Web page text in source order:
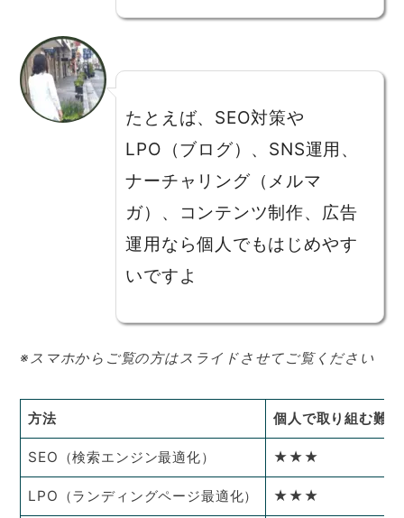
たとえば、SEO対策や
LPO（ブログ）、SNS運用、
ナーチャリング（メルマ
ガ）、コンテンツ制作、広告
運用なら個人でもはじめやす
いですよ
※スマホからご覧の方はスライドさせてご覧ください
方法 個人で取り組む難
SEO（検索エンジン最適化） ★★★
LPO（ランディングページ最適化） ★★★